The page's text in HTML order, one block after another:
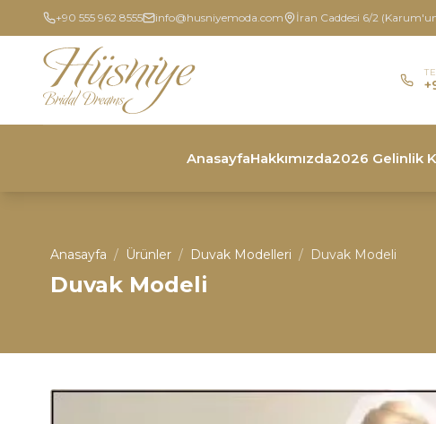
+90 555 962 8555 info@husniyemoda.com İran Caddesi 6/2
AnasayfaHakkımızda2026 Gelinlik
Anasayfa / Ürünler / Duvak Modelleri / Duvak Modeli
Duvak Modeli